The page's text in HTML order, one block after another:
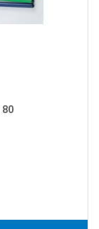
80